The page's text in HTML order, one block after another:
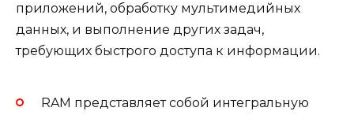
приложений, обработку мультимедийных
данных, и выполнение других задач,
требующих быстрого доступа к информации.
RAM представляет собой интегральную